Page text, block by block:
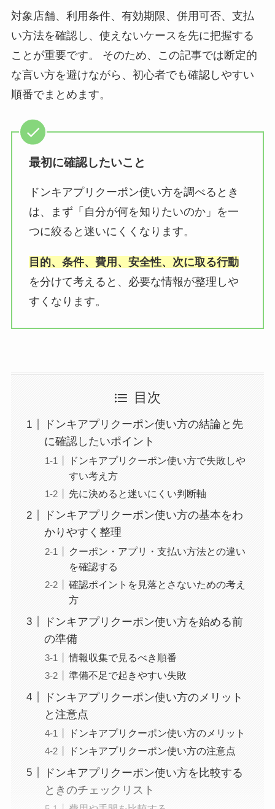
対象店舗、利用条件、有効期限、併用可否、支払
い方法を確認し、使えないケースを先に把握する
ことが重要です。 そのため、この記事では断定的
な言い方を避けながら、初心者でも確認しやすい
順番でまとめます。
最初に確認したいこと
ドンキアプリクーポン使い方を調べるとき
は、まず「自分が何を知りたいのか」を一
つに絞ると迷いにくくなります。
目的、条件、費用、安全性、次に取る行動
を分けて考えると、必要な情報が整理しや
すくなります。
目次
ドンキアプリクーポン使い方の結論と先
に確認したいポイント
ドンキアプリクーポン使い方で失敗しや
すい考え方
先に決めると迷いにくい判断軸
ドンキアプリクーポン使い方の基本をわ
かりやすく整理
クーポン・アプリ・支払い方法との違い
を確認する
確認ポイントを見落とさないための考え
方
ドンキアプリクーポン使い方を始める前
の準備
情報収集で見るべき順番
準備不足で起きやすい失敗
ドンキアプリクーポン使い方のメリット
と注意点
ドンキアプリクーポン使い方のメリット
ドンキアプリクーポン使い方の注意点
ドンキアプリクーポン使い方を比較する
ときのチェックリスト